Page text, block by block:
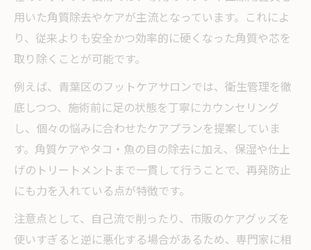
用いた角質除去やケアが主流となっています。これによ
り、従来よりも安全かつ効率的に硬くなった角質や芯を
取り除くことが可能です。
例えば、青葉区のフットケアサロンでは、衛生管理を徹
底しつつ、施術前に足の状態を丁寧にカウンセリング
し、個々の悩みに合わせたケアプランを提案していま
す。角質ケアやタコ・魚の目の除去に加え、保湿や仕上
げのトリートメントまで一貫して行うことで、再発防止
にも力を入れている点が特徴です。
注意点として、自己流で削ったり、市販のケアグッズを
使いすぎると逆に悪化する場合があるため、専門家に相